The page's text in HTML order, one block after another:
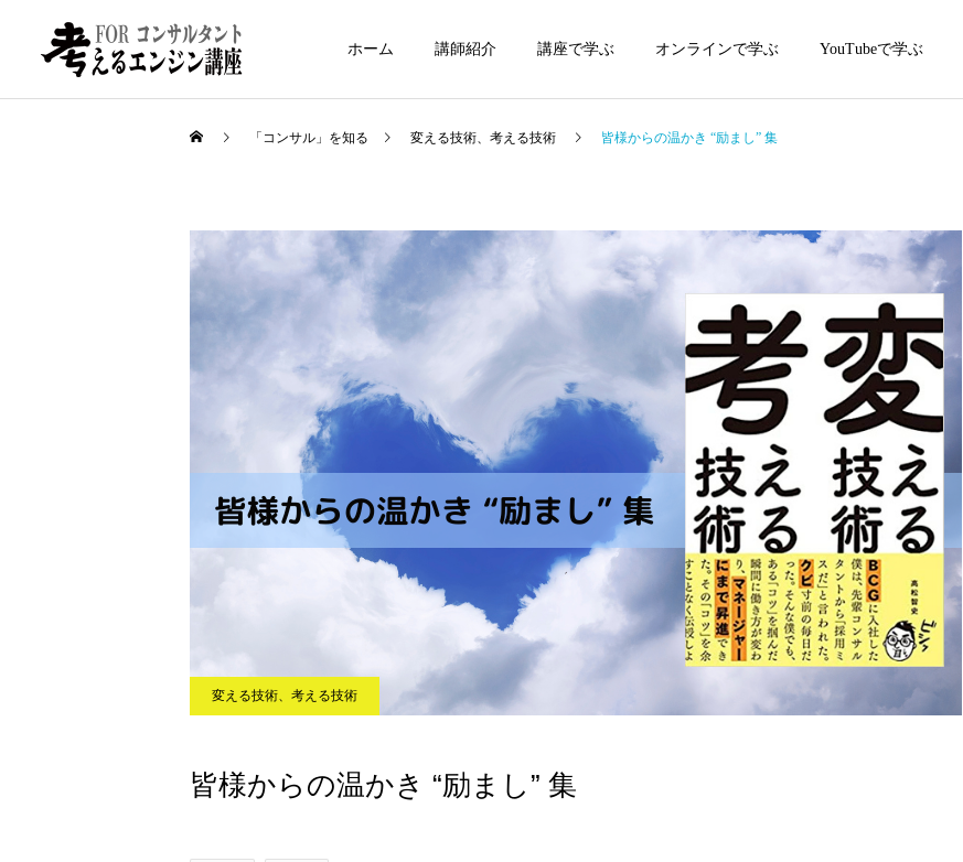
ホーム 講師紹介 講座で学ぶ オンラインで学ぶ YouTubeで学ぶ
「コンサル」を知る 変える技術、考える技術 皆様からの温かき “励まし” 集
変える技術、考える技術
皆様からの温かき “励まし” 集